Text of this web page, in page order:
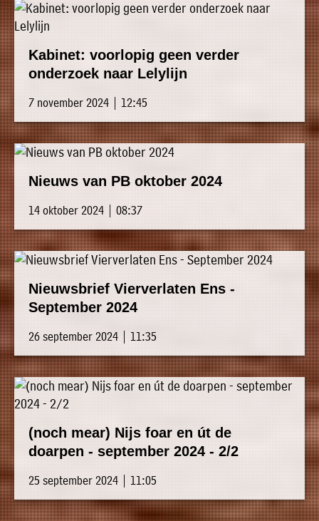
Kabinet: voorlopig geen verder
onderzoek naar Lelylijn
7 november 2024 | 12:45
Nieuws van PB oktober 2024
14 oktober 2024 | 08:37
Nieuwsbrief Vierverlaten Ens -
September 2024
26 september 2024 | 11:35
(noch mear) Nijs foar en út de
doarpen - september 2024 - 2/2
25 september 2024 | 11:05